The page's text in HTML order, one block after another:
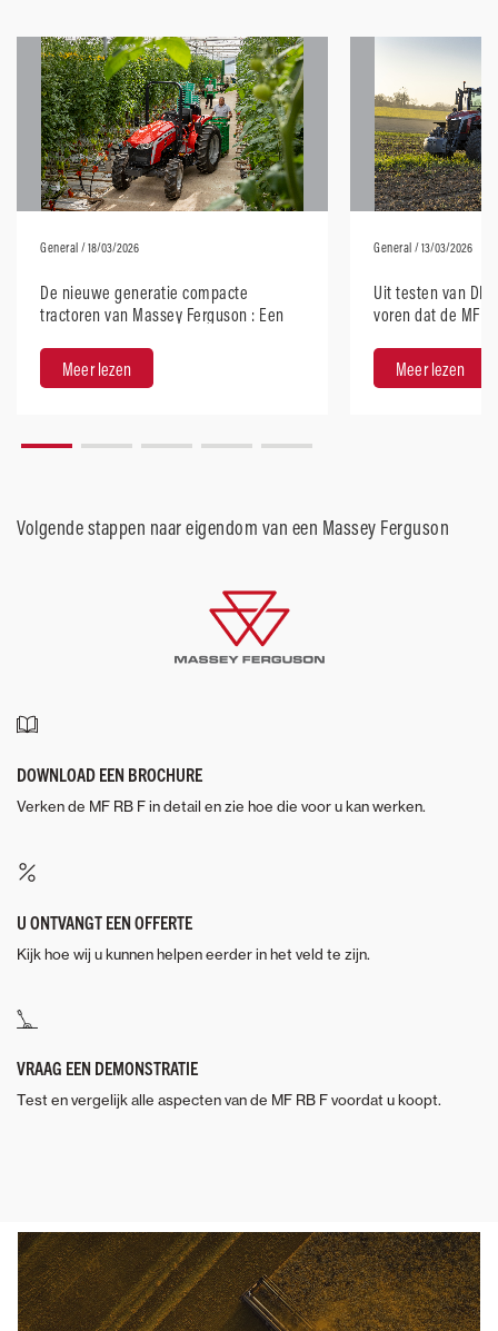
General / 18/03/2026
De nieuwe generatie compacte
tractoren van Massey Ferguson : Een
prestaties
Meer lezen
General / 13/03/2026
Uit testen van
voren dat de MF
Meer lezen
Volgende stappen naar eigendom van een Massey Ferguson
DOWNLOAD EEN BROCHURE
Verken de MF RB F in detail en zie hoe die voor u kan werken.
U ONTVANGT EEN OFFERTE
Kijk hoe wij u kunnen helpen eerder in het veld te zijn.
VRAAG EEN DEMONSTRATIE
Test en vergelijk alle aspecten van de MF RB F voordat u koopt.